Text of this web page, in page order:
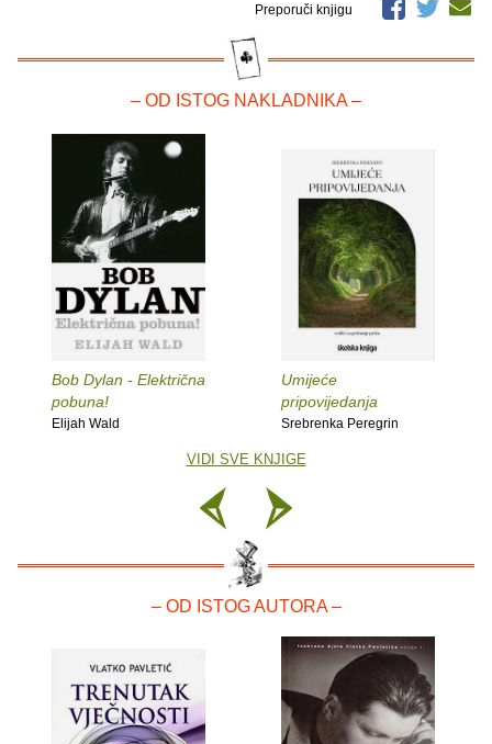
Preporuči knjigu
– OD ISTOG NAKLADNIKA –
Bob Dylan - Električna
pobuna!
Elijah Wald
Umijeće
pripovijedanja
Srebrenka Peregrin
VIDI SVE KNJIGE
– OD ISTOG AUTORA –